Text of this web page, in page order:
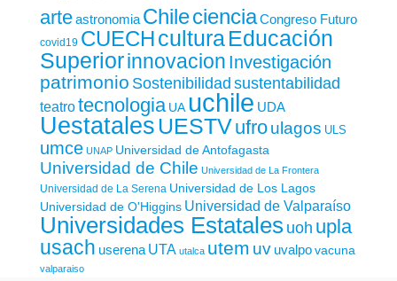
arteastronomia Chileciencia Congreso Futuro
covid19 CUECHculturaEducación
Superiorinnovacion Investigación
patrimonio Sostenibilidad sustentabilidad
teatrotecnologia UA uchile UDA
Uestatales UESTVufroulagos ULS
umce UNAP Universidad de Antofagasta
Universidad de Chile Universidad de La Frontera
Universidad de La Serena Universidad de Los Lagos
Universidad de O'Higgins Universidad de Valparaíso
Universidades Estatales uoh upla
usach userena UTA utalca utem uv uvalpo vacuna
valparaiso